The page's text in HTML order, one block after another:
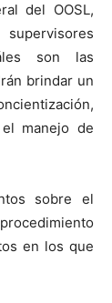
del OOSL,
son las
brindar un
manejo de
sobre el
en los que